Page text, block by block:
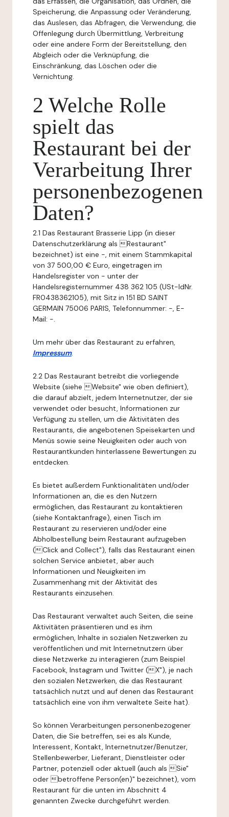
Speicherung, die Anpassung oder Veränderung,
das Auslesen, das Abfragen, die Verwendung, die
Offenlegung durch Übermittlung, Verbreitung
oder eine andere Form der Bereitstellung, den
Abgleich oder die Verknüpfung, die
Einschränkung, das Löschen oder die
Vernichtung.
2 Welche Rolle
spielt das
Restaurant bei der
Verarbeitung Ihrer
personenbezogenen
Daten?
2.1 Das Restaurant Brasserie Lipp (in dieser
Datenschutzerklärung als Restaurant"
bezeichnet) ist eine -, mit einem Stammkapital
von 37 500,00 € Euro, eingetragen im
Handelsregister von - unter der
Handelsregisternummer 438 362 105 (USt-IdNr.
FR0438362105), mit Sitz in 151 BD SAINT
GERMAIN 75006 PARIS, Telefonnummer: -, E-
Mail: -.
Um mehr über das Restaurant zu erfahren,
Impressum.
2.2 Das Restaurant betreibt die vorliegende
Website (siehe Website" wie oben definiert),
die darauf abzielt, jedem Internetnutzer, der sie
verwendet oder besucht, Informationen zur
Verfügung zu stellen, um die Aktivitäten des
Restaurants, die angebotenen Speisekarten und
Menüs sowie seine Neuigkeiten oder auch von
Restaurantkunden hinterlassene Bewertungen zu
entdecken.
Es bietet außerdem Funktionalitäten und/oder
Informationen an, die es den Nutzern
ermöglichen, das Restaurant zu kontaktieren
(siehe Kontaktanfrage), einen Tisch im
Restaurant zu reservieren und/oder eine
Abholbestellung beim Restaurant aufzugeben
(Click and Collect"), falls das Restaurant einen
solchen Service anbietet, aber auch
Informationen und Neuigkeiten im
Zusammenhang mit der Aktivität des
Restaurants einzusehen.
Das Restaurant verwaltet auch Seiten, die seine
Aktivitäten präsentieren und es ihm
ermöglichen, Inhalte in sozialen Netzwerken zu
veröffentlichen und mit Internetnutzern über
diese Netzwerke zu interagieren (zum Beispiel
Facebook, Instagram und Twitter (X"), je nach
den sozialen Netzwerken, die das Restaurant
tatsächlich nutzt und auf denen das Restaurant
tatsächlich eine von ihm verwaltete Seite hat).
So können Verarbeitungen personenbezogener
Daten, die Sie betreffen, sei es als Kunde,
Interessent, Kontakt, Internetnutzer/Benutzer,
Stellenbewerber, Lieferant, Dienstleister oder
Partner, potenziell oder aktuell (auch als Sie"
oder betroffene Person(en)" bezeichnet), vom
Restaurant für die unten im Abschnitt 4
genannten Zwecke durchgeführt werden.